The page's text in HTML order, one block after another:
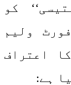
کو
ولیم
اعتراف
ہے: